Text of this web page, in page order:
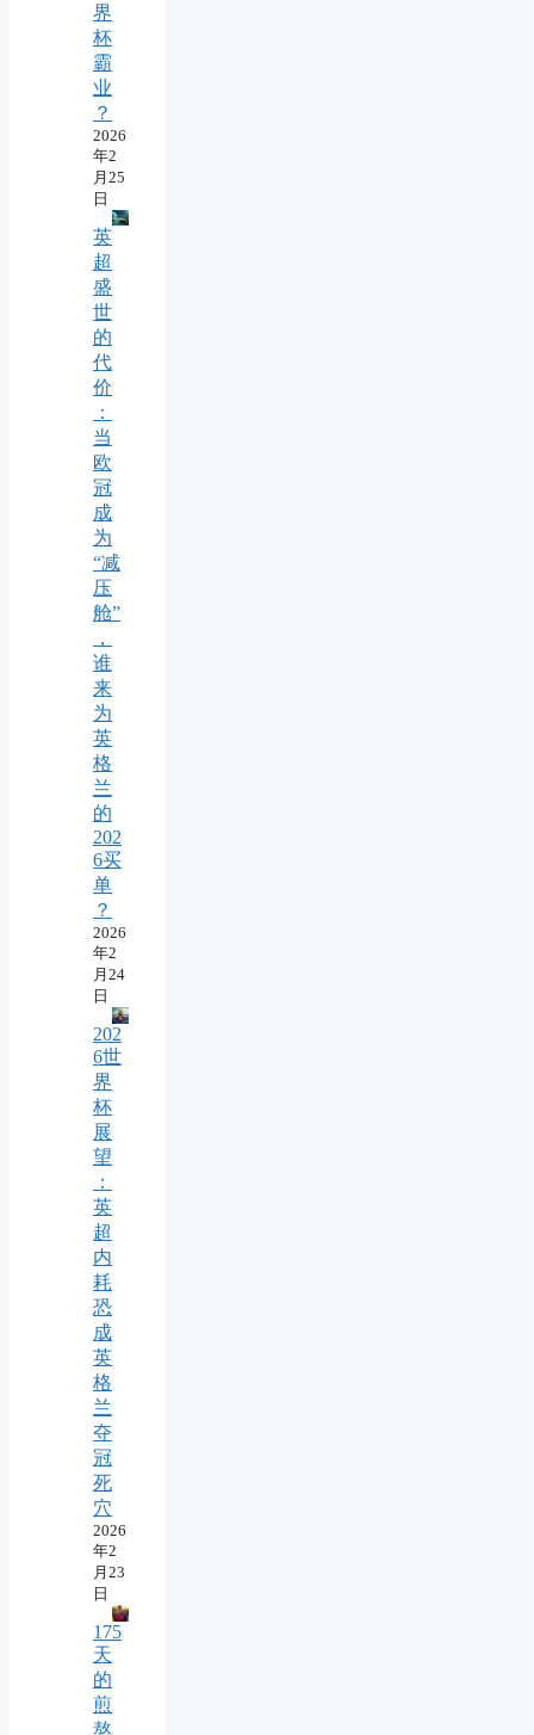
界
杯
霸
业
？
2026
年2
月25
日
英
超
盛
世
的
代
价
：
当
欧
冠
成
为
“减
压
舱”
，
谁
来
为
英
格
兰
的
202
6买
单
？
2026
年2
月24
日
202
6世
界
杯
展
望
：
英
超
内
耗
恐
成
英
格
兰
夺
冠
死
穴
2026
年2
月23
日
175
天
的
煎
熬